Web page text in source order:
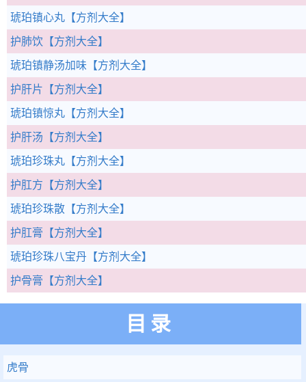
琥珀镇心丸 【方剂大全】
护肺饮 【方剂大全】
琥珀镇静汤加味 【方剂大全】
护肝片 【方剂大全】
琥珀镇惊丸 【方剂大全】
护肝汤 【方剂大全】
琥珀珍珠丸 【方剂大全】
护肛方 【方剂大全】
琥珀珍珠散 【方剂大全】
护肛膏 【方剂大全】
琥珀珍珠八宝丹 【方剂大全】
护骨膏 【方剂大全】
目录
虎骨